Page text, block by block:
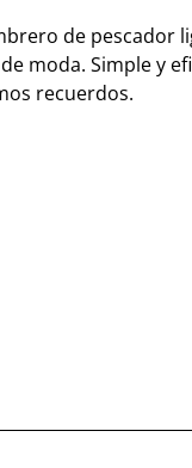
de pescador
moda. Simple y
recuerdos.